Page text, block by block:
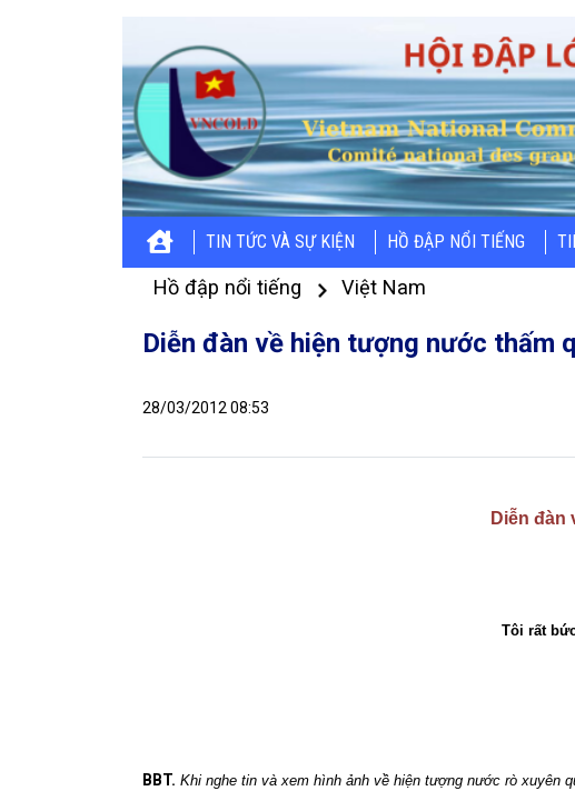
TIN TỨC VÀ SỰ KIỆN HỒ ĐẬP NỔI TIẾNG
Hồ đập nổi tiếng Việt Nam
Diễn đàn về hiện tượng nước thấm
28/03/2012 08:53
Diễn đàn
Tôi rất
BBT. Khi nghe tin và xem hình ảnh về hiện tượng nước rò xuyên